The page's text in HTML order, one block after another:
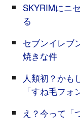
SKYRIMにニ
る
セブンイレブ
焼きな件
人類初？かも
「すね毛フォ
え？今って「